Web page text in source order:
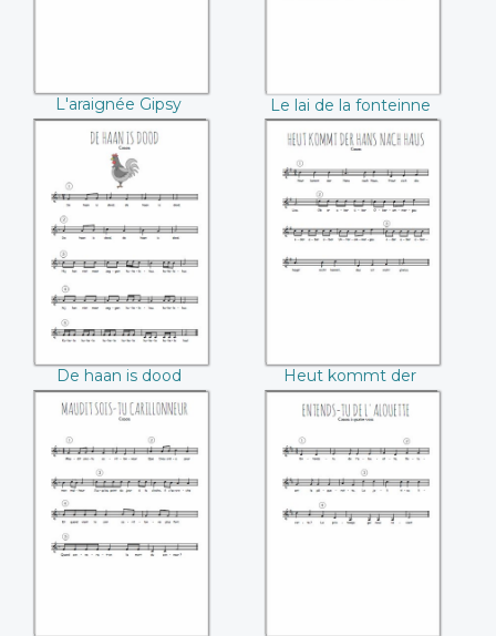
L'araignée Gipsy
Le lai de la fonteinne
(Guillaume de
Machaut)
De haan is dood
De haan is dood
Heut kommt der
Hans nach Haus
Heut kommt der
Hans nach Haus
Maudit sois-tu
carillonneur
Entends-tu de
l'alouette